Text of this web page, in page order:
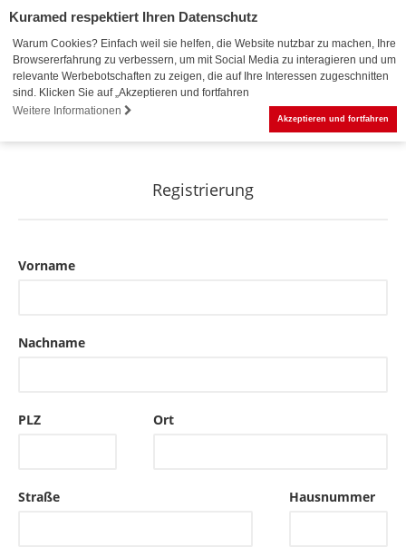
Kuramed respektiert Ihren Datenschutz
Warum Cookies? Einfach weil sie helfen, die Website nutzbar zu machen, Ihre
Browsererfahrung zu verbessern, um mit Social Media zu interagieren und um
relevante Werbebotschaften zu zeigen, die auf Ihre Interessen zugeschnitten
sind. Klicken Sie auf „Akzeptieren und fortfahren
Weitere Informationen
Akzeptieren und fortfahren
Registrierung
Vorname
Nachname
PLZ Ort
Straße Hausnummer